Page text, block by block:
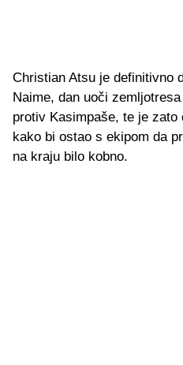
Christian Atsu je definitivno
Naime, dan uoči
protiv Kasimpaše, te je
kako bi ostao s ekipom da
na kraju bilo kobno.